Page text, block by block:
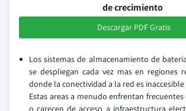
de crecimiento
Descargar PDF Gratis
Los sistemas de almacenamiento de
se despliegan cada vez mas en regiones
donde la conectividad a la red es
Estas areas a menudo enfrentan frecuentes
o carecen de acceso a infraestructura